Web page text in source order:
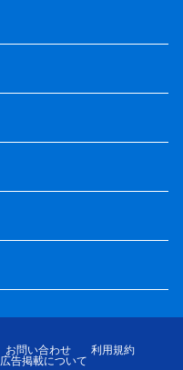
お問い合わせ
利用規約
広告掲載について